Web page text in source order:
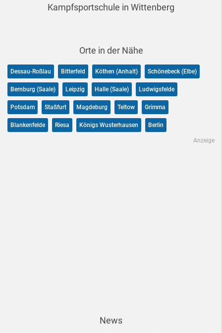
Kampfsportschule in Wittenberg
Orte in der Nähe
Dessau-Roßlau Bitterfeld Köthen (Anhalt) Schönebeck (Elbe)
Bernburg (Saale) Leipzig Halle (Saale) Ludwigsfelde
Potsdam Staßfurt Magdeburg Teltow Grimma
Blankenfelde Riesa Königs Wusterhausen Berlin
Anzeige
News